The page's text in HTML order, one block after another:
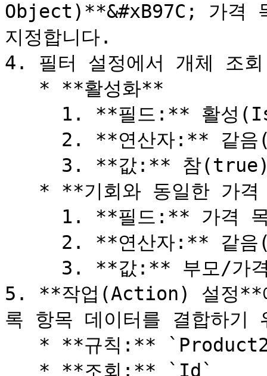
Object)**&#xB97C; 가격
지정합니다.
4. 필터 설정에서 개체 조
5. **작업(Action) 설정**
록 항목 데이터를 결합하기